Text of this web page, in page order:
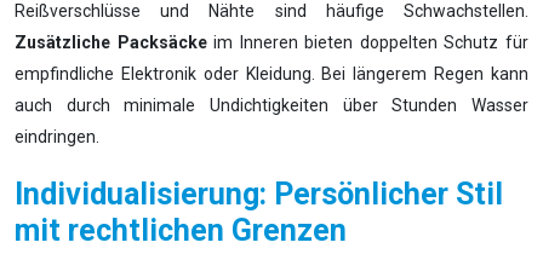
Reißverschlüsse und Nähte sind häufige Schwachstellen.
Zusätzliche Packsäckeim Inneren bieten doppelten Schutz für
empfindliche Elektronik oder Kleidung. Bei längerem Regen kann
auch durch minimale Undichtigkeiten über Stunden Wasser
eindringen.
Individualisierung: Persönlicher Stil
mit rechtlichen Grenzen